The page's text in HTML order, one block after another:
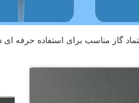
گاز مناسب برای استفاده حرفه